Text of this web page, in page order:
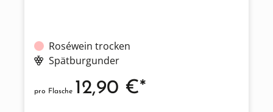
Roséwein trocken
Spätburgunder
pro Flasche 12,90 €*